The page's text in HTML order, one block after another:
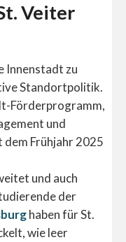
Veiter
Innenstadt zu
Standortpolitik.
Förderprogramm,
und
Frühjahr 2025
und auch
der
haben für St.
wie leer